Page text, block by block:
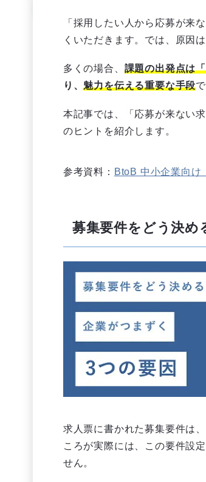
「採用したい人から応募が
くいただきます。では、原因
多くの場合、 課題の出発点は
り、魅力を伝える重要な手段
本記事では、「応募が来ない
のヒントを紹介します。
参考資料： BtoB 中小企業向
募集要件をどう決め
求人票に書かれた募集要件は
ころが実際には、この要件設
せん。